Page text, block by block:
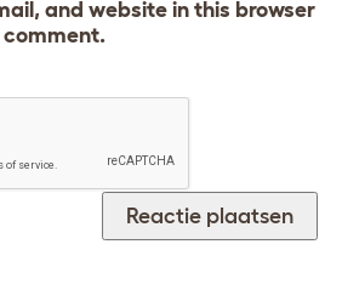
and website in this browser